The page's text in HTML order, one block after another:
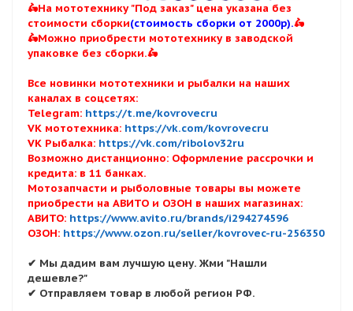
🛵На мототехнику "Под заказ" цена указана без
стоимости сборки(стоимость сборки от 2000р).🛵
🛵Можно приобрести мототехнику в заводской
упаковке без сборки.🛵
Все новинки мототехники и рыбалки на наших
каналах в соцсетях:
Telegram: https://t.me/kovrovecru
VK мототехника: https://vk.com/kovrovecru
VK Рыбалка: https://vk.com/ribolov32ru
Возможно дистанционно: Оформление рассрочки и
кредита: в 11 банках.
Мотозапчасти и рыболовные товары вы можете
приобрести на АВИТО и ОЗОН в наших магазинах:
АВИТО: https://www.avito.ru/brands/i294274596
ОЗОН: https://www.ozon.ru/seller/kovrovec-ru-256350
✔ Мы дадим вам лучшую цену. Жми "Нашли
дешевле?"
✔ Отправляем товар в любой регион РФ.